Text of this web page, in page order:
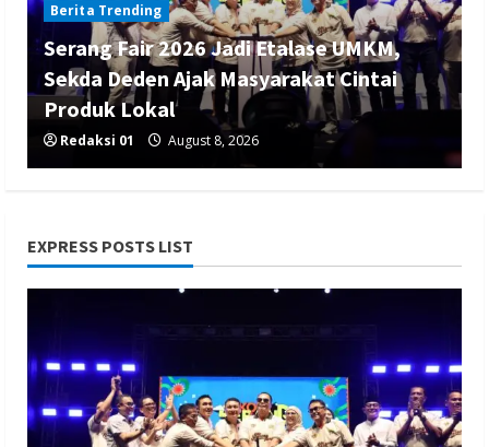
Berita Trending
Serang Fair 2026 Jadi Etalase UMKM,
Sekda Deden Ajak Masyarakat Cintai
Produk Lokal
Redaksi 01 August 8, 2026
Berita Nasional Berita Politik
Sosialisasi Susunan Pengurus DPC PPP
Kabupaten Banyumas
Redaksi 01 August 8, 2026
EXPRESS POSTS LIST